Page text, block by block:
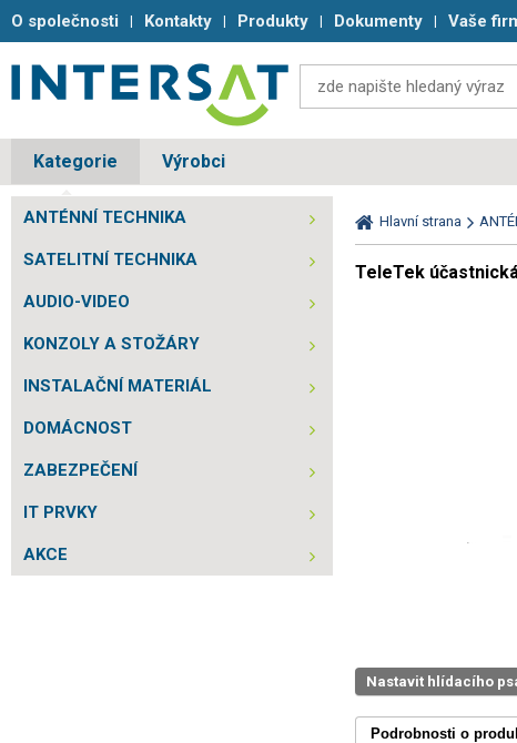
O společnosti Kontakty Produkty Dokumenty Vaše
Kategorie Výrobci
ANTÉNNÍ TECHNIKA
SATELITNÍ TECHNIKA
AUDIO-VIDEO
KONZOLY A STOŽÁRY
INSTALAČNÍ MATERIÁL
DOMÁCNOST
ZABEZPEČENÍ
IT PRVKY
AKCE
Hlavní strana
TeleTek
Nastavit hlídacího
Podrobnosti o